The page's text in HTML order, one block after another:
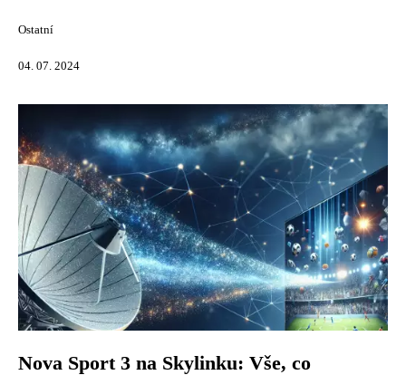
Ostatní
04. 07. 2024
Nova Sport 3 na Skylinku: Vše, co